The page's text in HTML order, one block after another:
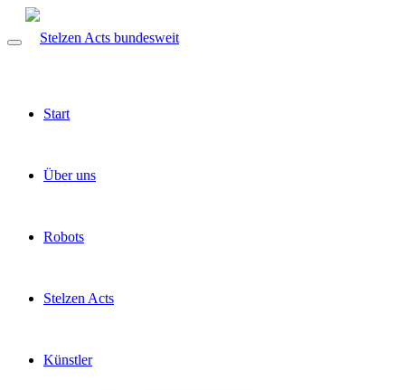
Start
Über uns
Robots
Stelzen Acts
Künstler